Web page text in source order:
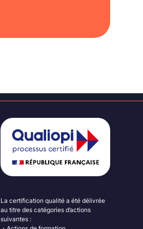
La certification qualité a été délivrée
au titre des catégories d’actions
suivantes :